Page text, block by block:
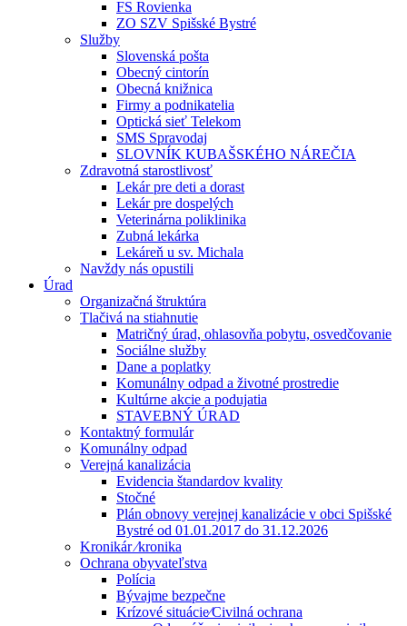
FS Rovienka
ZO SZV Spišské Bystré
Služby
Slovenská pošta
Obecný cintorín
Obecná knižnica
Firmy a podnikatelia
Optická sieť Telekom
SMS Spravodaj
SLOVNÍK KUBAŠSKÉHO NÁREČIA
Zdravotná starostlivosť
Lekár pre deti a dorast
Lekár pre dospelých
Veterinárna poliklinika
Zubná lekárka
Lekáreň u sv. Michala
Navždy nás opustili
Úrad
Organizačná štruktúra
Tlačivá na stiahnutie
Matričný úrad, ohlasovňa pobytu, osvedčovanie
Sociálne služby
Dane a poplatky
Komunálny odpad a životné prostredie
Kultúrne akcie a podujatia
STAVEBNÝ ÚRAD
Kontaktný formulár
Komunálny odpad
Verejná kanalizácia
Evidencia štandardov kvality
Stočné
Plán obnovy verejnej kanalizácie v obci Spišské
Bystré od 01.01.2017 do 31.12.2026
Kronikár ⁄kronika
Ochrana obyvateľstva
Polícia
Bývajme bezpečne
Krízové situácie⁄Civilná ochrana